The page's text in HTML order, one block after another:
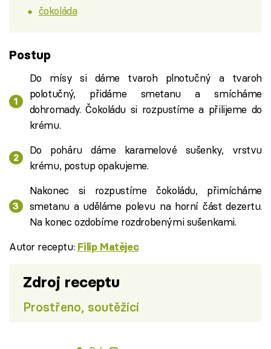
čokoláda
Postup
Do mísy si dáme tvaroh plnotučný a tvaroh
polotučný, přidáme smetanu a smícháme
dohromady. Čokoládu si rozpustíme a přilijeme do
krému.
Do poháru dáme karamelové sušenky, vrstvu
krému, postup opakujeme.
Nakonec si rozpustíme čokoládu, přimícháme
smetanu a uděláme polevu na horní část dezertu.
Na konec ozdobíme rozdrobenými sušenkami.
Autor receptu: Filip Matějec
Zdroj receptu
Prostřeno, soutěžící